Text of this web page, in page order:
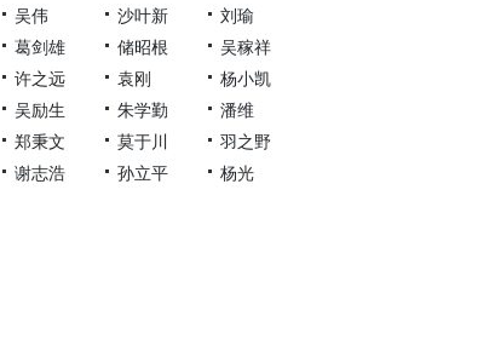
吴伟
沙叶新
刘瑜
葛剑雄
储昭根
吴稼祥
许之远
袁刚
杨小凯
吴励生
朱学勤
潘维
郑秉文
莫于川
羽之野
谢志浩
孙立平 杨光